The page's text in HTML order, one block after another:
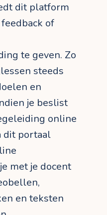
dit platform
of
te geven. Zo
steeds
en
je beslist
online
dit portaal
met je docent
en teksten